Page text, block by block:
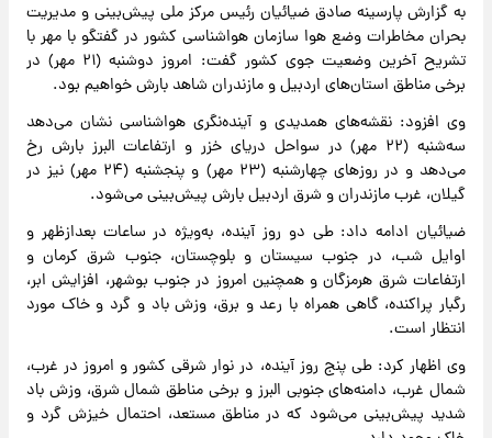
به گزارش پارسینه صادق ضیائیان رئیس مرکز ملی پیش‌بینی و مدیریت
بحران مخاطرات وضع هوا سازمان هواشناسی کشور در گفتگو با مهر با
تشریح آخرین وضعیت جوی کشور گفت: امروز دوشنبه (۲۱ مهر) در
برخی مناطق استان‌های اردبیل و مازندران شاهد بارش خواهیم بود.
وی افزود: نقشه‌های همدیدی و آینده‌نگری هواشناسی نشان می‌دهد
سه‌شنبه (۲۲ مهر) در سواحل دریای خزر و ارتفاعات البرز بارش رخ
می‌دهد و در روزهای چهارشنبه (۲۳ مهر) و پنجشنبه (۲۴ مهر) نیز در
گیلان، غرب مازندران و شرق اردبیل بارش پیش‌بینی می‌شود.
ضیائیان ادامه داد: طی دو روز آینده، به‌ویژه در ساعات بعدازظهر و
اوایل شب، در جنوب سیستان و بلوچستان، جنوب شرق کرمان و
ارتفاعات شرق هرمزگان و همچنین امروز در جنوب بوشهر، افزایش ابر،
رگبار پراکنده، گاهی همراه با رعد و برق، وزش باد و گرد و خاک مورد
انتظار است.
وی اظهار کرد: طی پنج روز آینده، در نوار شرقی کشور و امروز در غرب،
شمال غرب، دامنه‌های جنوبی البرز و برخی مناطق شمال شرق، وزش باد
شدید پیش‌بینی می‌شود که در مناطق مستعد، احتمال خیزش گرد و